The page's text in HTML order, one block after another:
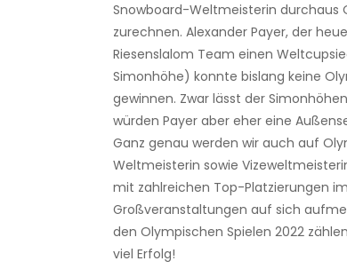
Snowboard-Weltmeisterin durchaus
zurechnen. Alexander Payer, der
Riesenslalom Team einen
Simonhöhe) konnte bislang keine
gewinnen. Zwar lässt der
würden Payer aber eher eine
Ganz genau werden wir auch auf
Weltmeisterin sowie
mit zahlreichen Top-Platzierungen
Großveranstaltungen auf sich
den Olympischen Spielen 2022
viel Erfolg!